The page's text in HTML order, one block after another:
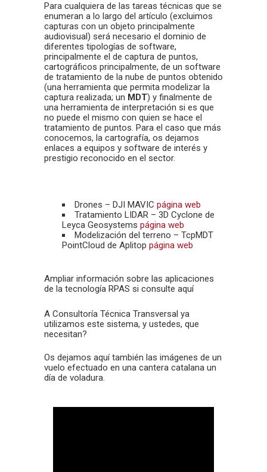
Para cualquiera de las tareas técnicas que se
enumeran a lo largo del artículo (excluimos
capturas con un objeto principalmente
audiovisual) será necesario el dominio de
diferentes tipologías de software,
principalmente el de captura de puntos,
cartográficos principalmente, de un software
de tratamiento de la nube de puntos obtenido
(una herramienta que permita modelizar la
captura realizada; un MDT) y finalmente de
una herramienta de interpretación si es que
no puede el mismo con quien se hace el
tratamiento de puntos. Para el caso que más
conocemos, la cartografía, os dejamos
enlaces a equipos y software de interés y
prestigio reconocido en el sector.
Drones – DJI MAVIC página web
Tratamiento LIDAR – 3D Cyclone de
Leyca Geosystems página web
Modelización del terreno – TcpMDT
PointCloud de Aplitop página web
Ampliar información sobre las aplicaciones
de la tecnología RPAS si consulte aquí
A Consultoría Técnica Transversal ya
utilizamos este sistema, y ustedes, que
necesitan?
Os dejamos aquí también las imágenes de un
vuelo efectuado en una cantera catalana un
día de voladura.